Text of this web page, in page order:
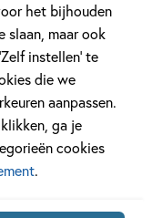
het bijhouden
slaan, maar ook
instellen’ te
die we
aanpassen.
ga je
cookies
.
Deel 17